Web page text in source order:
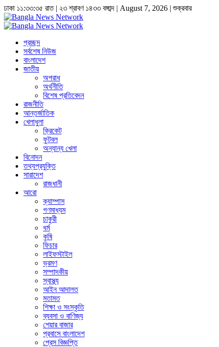
ঢাকা ১১:৩৩:৩৫ রাত| ২৩ শ্রাবণ ১৪৩৩ বঙ্গাব্দ | August 7, 2026 |শুক্রবার
প্রচ্ছদ
সর্বশেষ নিউজ
বাংলাদেশ
জাতীয়
অপরাধ
অর্থনীতি
বিশেষ প্রতিবেদন
রাজনীতি
আন্তর্জাতিক
খেলাধুলা
ক্রিকেট
ফুটবল
অন্যান্য খেলা
বিনোদন
তথ্যপ্রযুক্তি
সারাদেশ
রাজধানী
আরো
ক্যাম্পাস
গণমাধ্যম
চাকুরী
ধর্ম
কৃষি
ফিচার
লাইফস্টাইল
ভ্রমণ
সম্পাদকীয়
স্বাস্থ্য
আইন আদালত
মতামত
শিক্ষা ও সংস্কৃতি
ব্যবসা ও বাণিজ্য
শেয়ার বাজার
প্রবাসে বাংলাদেশ
প্রেস বিজ্ঞপ্তি